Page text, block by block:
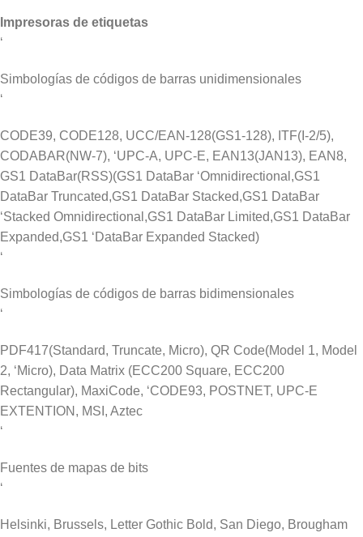
Impresoras de etiquetas
‘
Simbologías de códigos de barras unidimensionales
‘
CODE39, CODE128, UCC/EAN-128(GS1-128), ITF(I-2/5),
CODABAR(NW-7), ‘UPC-A, UPC-E, EAN13(JAN13), EAN8,
GS1 DataBar(RSS)(GS1 DataBar ‘Omnidirectional,GS1
DataBar Truncated,GS1 DataBar Stacked,GS1 DataBar
‘Stacked Omnidirectional,GS1 DataBar Limited,GS1 DataBar
Expanded,GS1 ‘DataBar Expanded Stacked)
‘
Simbologías de códigos de barras bidimensionales
‘
PDF417(Standard, Truncate, Micro), QR Code(Model 1, Model
2, ‘Micro), Data Matrix (ECC200 Square, ECC200
Rectangular), MaxiCode, ‘CODE93, POSTNET, UPC-E
EXTENTION, MSI, Aztec
‘
Fuentes de mapas de bits
‘
Helsinki, Brussels, Letter Gothic Bold, San Diego, Brougham